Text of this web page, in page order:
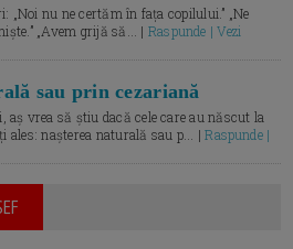
„Noi nu ne certăm în fața copilului.” „Ne
„Avem grijă să... | Raspunde | Vezi
sau prin cezariană
aș vrea să știu dacă cele care au născut la
ales: nașterea naturală sau p... |Raspunde |